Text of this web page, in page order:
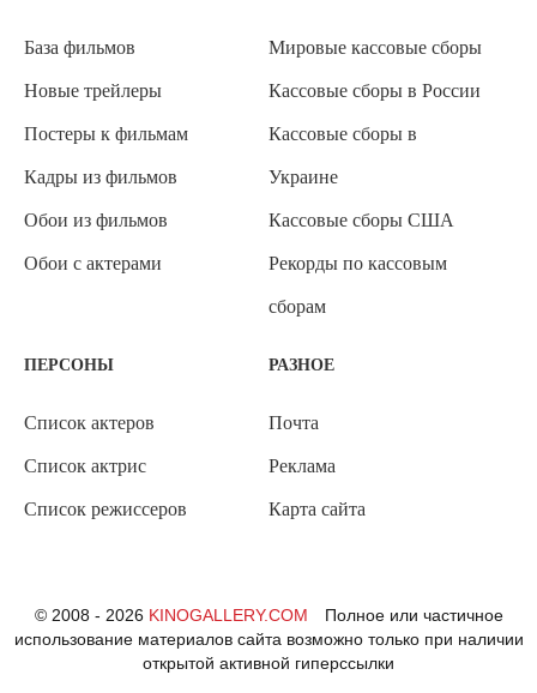
База фильмов
Новые трейлеры
Постеры к фильмам
Кадры из фильмов
Обои из фильмов
Обои с актерами
Мировые кассовые сборы
Кассовые сборы в России
Кассовые сборы в
Украине
Кассовые сборы США
Рекорды по кассовым
сборам
ПЕРСОНЫ
Список актеров
Список актрис
Список режиссеров
РАЗНОЕ
Почта
Реклама
Карта сайта
© 2008 - 2026 KINOGALLERY.COM
Полное или частичное
использование материалов сайта возможно только при наличии
открытой активной гиперссылки